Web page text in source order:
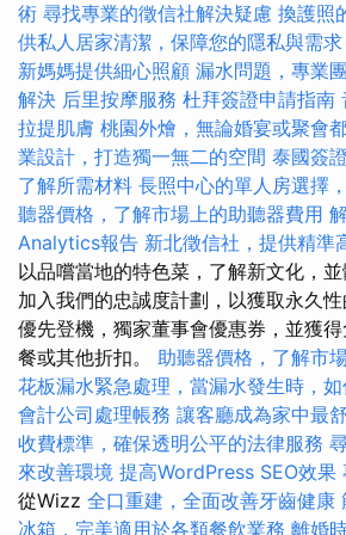
術 尋找專業的徵信社解決疑慮 換護照
供私人居家清潔，保障您的隱私與需求
新媽媽提供細心照顧 漏水問題，專業
解決 后里按摩服務 杜拜簽證申請指南
拉提肌膚 桃園外燴，無論婚宴或聚會
業設計，打造獨一無二的空間 泰國簽
了解所需材料 長照中心的單人房選擇
聽器價格，了解市場上的助聽器費用
Analytics報告 新北徵信社，提供精準
以品嚐當地的特色菜，了解新文化，並
加入我們的忠誠度計劃，以獲取永久性
優先登機，獨家董事會優惠券，並獲
餐或其他折扣。 助聽器價格，了解市
花板漏水緊急處理，當漏水發生時，
會計公司處理帳務 讓客廳成為家中最
收費標準，確保透明公平的法律服務
來改善環境 提高WordPress SEO效果
從Wizz 全口重建，全面改善牙齒健康
冰箱，完美適用於各類餐飲業務 離婚